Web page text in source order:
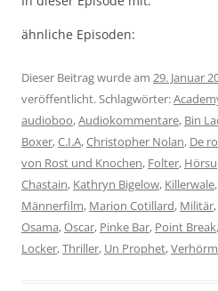
ähnliche Episoden:
Dieser Beitrag wurde am 29. Januar
veröffentlicht. Schlagwörter:
audioboo,Audiokommentare, Bin
Boxer,C.I.A,Christopher Nolan, De
von Rost und Knochen, Folter,
Chastain, Kathryn Bigelow, Killerwale,
Männerfilm, Marion Cotillard, Militär,
Osama,Oscar, Pinke Bar, Point Break,
Locker,Thriller, Un Prophet,